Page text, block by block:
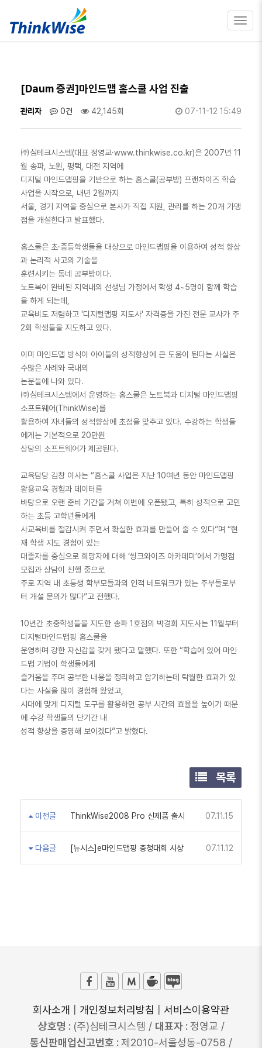
[Daum 증권]마인드맵 홈스쿨 사업 진출
관리자 0건 42,145회 07-11-12 15:49
㈜심테크시스템(대표 정영교·www.thinkwise.co.kr)은 2007년 11
월 송파, 노원, 평택, 대전 지역에
디지털 마인드맵핑을 기반으로 하는 홈스쿨(공부방) 프랜차이즈 학습
사업을 시작으로, 내년 2월까지
서울, 경기 지역을 중심으로 본사가 직접 지원, 관리를 하는 20개 가맹
점을 개설한다고 발표했다.
홈스쿨은 초·중등학생들을 대상으로 마인드맵핑을 이용하여 성적 향상
과 논리적 사고의 기술을
훈련시키는 동네 공부방이다.
노트북이 완비된 지역내의 선생님 가정에서 학생 4~5명이 함께 학습
을 하게 되는데,
교육비도 저렴하고 '디지털맵핑 지도사' 자격증을 가진 전문 교사가 주
2회 학생들을 지도하고 있다.
이미 마인드맵 방식이 아이들의 성적향상에 큰 도움이 된다는 사실은
수많은 사례와 국내외
논문들에 나와 있다.
㈜심테크시스템에서 운영하는 홈스쿨은 노트북과 디지털 마인드맵핑
소프트웨어(ThinkWise)를
활용하여 자녀들의 성적향상에 초점을 맞추고 있다. 수강하는 학생들
에게는 기본적으로 20만원
상당의 소프트웨어가 제공된다.
교육담당 김창 이사는 “홈스쿨 사업은 지난 10여년 동안 마인드맵핑
활용교육 경험과 데이터를
바탕으로 오랜 준비 기간을 거쳐 이번에 오픈됐고, 특히 성적으로 고민
하는 초등 고학년들에게
사교육비를 절감시켜 주면서 확실한 효과를 만들어 줄 수 있다”며 “현
재 학생 지도 경험이 있는
대졸자를 중심으로 희망자에 대해 ‘씽크와이즈 아카데미’에서 가맹점
모집과 상담이 진행 중으로
주로 지역 내 초등생 학부모들과의 인적 네트워크가 있는 주부들로부
터 개설 문의가 많다”고 전했다.
10년간 초중학생들을 지도한 송파 1호점의 박경희 지도사는 11월부터
디지털마인드맵핑 홈스쿨을
운영하며 강한 자신감을 갖게 됐다고 말했다. 또한 “학습에 있어 마인
드맵 기법이 학생들에게
즐거움을 주며 공부한 내용을 정리하고 암기하는데 탁월한 효과가 있
다는 사실을 많이 경험해 왔었고,
시대에 맞게 디지털 도구를 활용하면 공부 시간의 효율을 높이기 때문
에 수강 학생들의 단기간 내
성적 향상을 증명해 보이겠다”고 밝혔다.
목록
이전글 ThinkWise2008 Pro 신제품 출시 07.11.15
다음글 [뉴시스]e마인드맵핑 충청대회 시상 07.11.12
회사소개 개인정보처리방침
서비스이용약관
상호명 : (주)심테크시스템 / 대표자 :정영교 /
통신판매업신고번호 :제2010-서울성동-0758 /